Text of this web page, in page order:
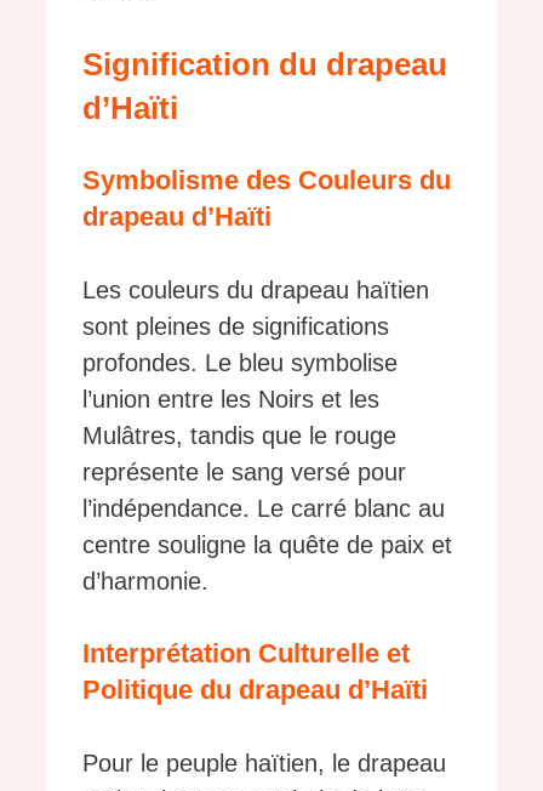
Signification du drapeau
d’Haïti
Symbolisme des Couleurs du
drapeau d’Haïti
Les couleurs du drapeau haïtien
sont pleines de significations
profondes. Le bleu symbolise
l’union entre les Noirs et les
Mulâtres, tandis que le rouge
représente le sang versé pour
l’indépendance. Le carré blanc au
centre souligne la quête de paix et
d’harmonie.
Interprétation Culturelle et
Politique du drapeau d’Haïti
Pour le peuple haïtien, le drapeau